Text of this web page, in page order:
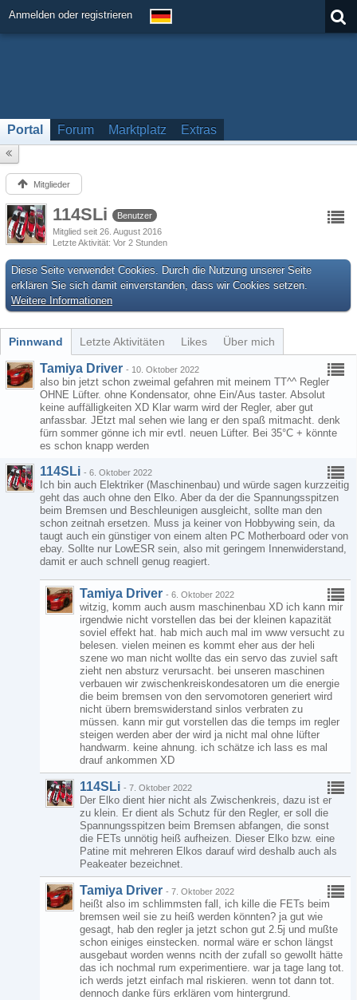
Anmelden oder registrieren
Portal Forum Marktplatz Extras
Mitglieder
114SLi
Benutzer
Mitglied seit 26. August 2016
Letzte Aktivität Vor 2 Stunden
Diese Seite verwendet Cookies. Durch die Nutzung unserer Seite
erklären Sie sich damit einverstanden, dass wir Cookies setzen.
Weitere Informationen
Pinnwand Letzte Aktivitäten Likes Über mich
Tamiya Driver - 10. Oktober 2022
also bin jetzt schon zweimal gefahren mit meinem TT^^ Regler
OHNE Lüfter. ohne Kondensator, ohne Ein/Aus taster. Absolut
keine auffälligkeiten XD Klar warm wird der Regler, aber gut
anfassbar. JEtzt mal sehen wie lang er den spaß mitmacht. denk
fürn sommer gönne ich mir evtl. neuen Lüfter. Bei 35°C + könnte
es schon knapp werden
114SLi - 6. Oktober 2022
Ich bin auch Elektriker (Maschinenbau) und würde sagen kurzzeitig
geht das auch ohne den Elko. Aber da der die Spannungsspitzen
beim Bremsen und Beschleunigen ausgleicht, sollte man den
schon zeitnah ersetzen. Muss ja keiner von Hobbywing sein, da
taugt auch ein günstiger von einem alten PC Motherboard oder von
ebay. Sollte nur LowESR sein, also mit geringem Innenwiderstand,
damit er auch schnell genug reagiert.
Tamiya Driver - 6. Oktober 2022
witzig, komm auch ausm maschinenbau XD ich kann mir
irgendwie nicht vorstellen das bei der kleinen kapazität
soviel effekt hat. hab mich auch mal im www versucht zu
belesen. vielen meinen es kommt eher aus der heli
szene wo man nicht wollte das ein servo das zuviel saft
zieht nen absturz verursacht. bei unseren maschinen
verbauen wir zwischenkreiskondesatoren um die energie
die beim bremsen von den servomotoren generiert wird
nicht übern bremswiderstand sinlos verbraten zu
müssen. kann mir gut vorstellen das die temps im regler
steigen werden aber der wird ja nicht mal ohne lüfter
handwarm. keine ahnung. ich schätze ich lass es mal
drauf ankommen XD
114SLi - 7. Oktober 2022
Der Elko dient hier nicht als Zwischenkreis, dazu ist er
zu klein. Er dient als Schutz für den Regler, er soll die
Spannungsspitzen beim Bremsen abfangen, die sonst
die FETs unnötig heiß aufheizen. Dieser Elko bzw. eine
Patine mit mehreren Elkos darauf wird deshalb auch als
Peakeater bezeichnet.
Tamiya Driver - 7. Oktober 2022
heißt also im schlimmsten fall, ich kille die FETs beim
bremsen weil sie zu heiß werden könnten? ja gut wie
gesagt, hab den regler ja jetzt schon gut 2.5j und mußte
schon einiges einstecken. normal wäre er schon längst
ausgebaut worden wenns ncith der zufall so gewollt hätte
das ich nochmal rum experimentiere. war ja tage lang tot.
ich werds jetzt einfach mal riskieren. wenn tot dann tot.
dennoch danke fürs erklären vom hintergrund.